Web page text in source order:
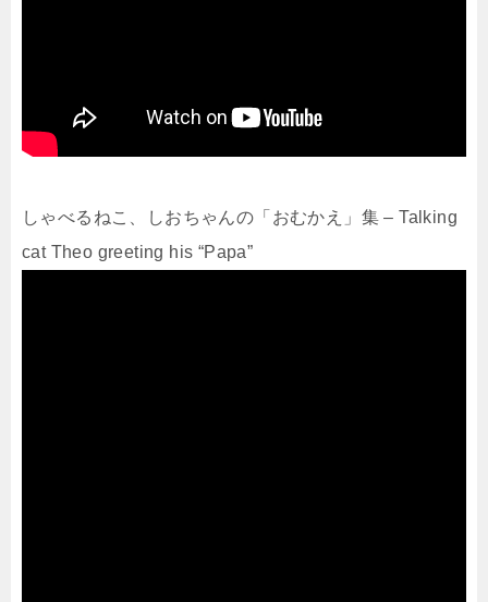
しゃべるねこ、しおちゃんの「おむかえ」集 – Talking
cat Theo greeting his “Papa”